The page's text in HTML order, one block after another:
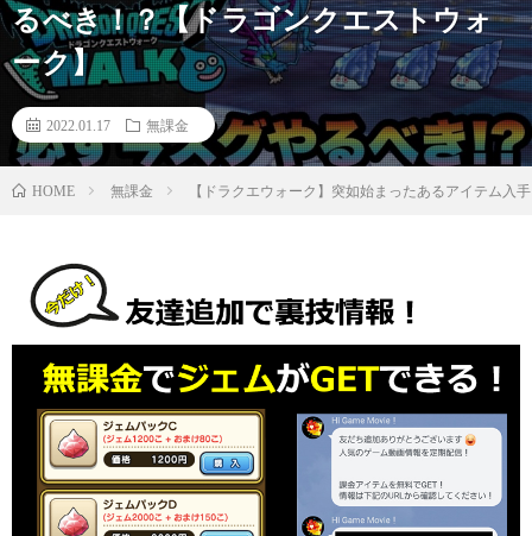
るべき！？【ドラゴンクエストウォ
ーク】
2022.01.17 無課金
HOME 無課金 【ドラクエウォーク】突如始まったあるアイテム入